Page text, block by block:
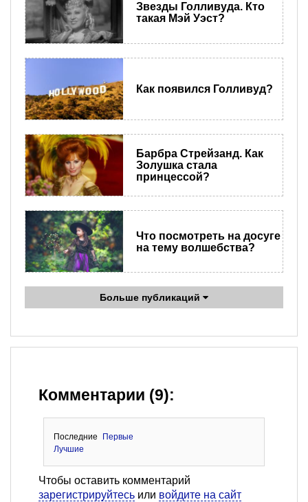
Звезды Голливуда. Кто
такая Мэй Уэст?
Как появился Голливуд?
Барбра Стрейзанд. Как
Золушка стала
принцессой?
Что посмотреть на досуге
на тему волшебства?
Больше публикаций
Комментарии (9):
Последние
Первые
Лучшие
Чтобы оставить комментарий
зарегистрируйтесь или войдите на сайт